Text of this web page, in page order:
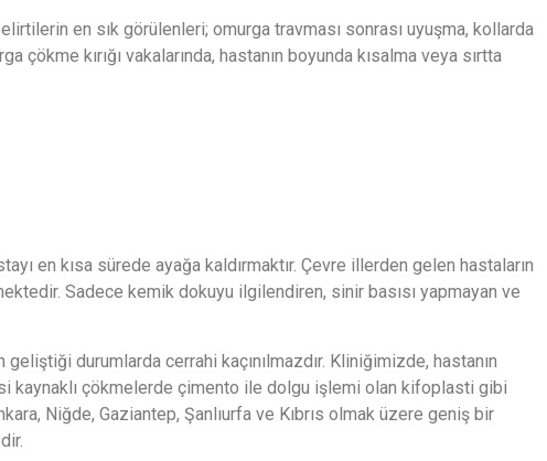
en sık görülenleri; omurga travması sonrası uyuşma, kollarda
kırığı vakalarında, hastanın boyunda kısalma veya sırtta
en kısa sürede ayağa kaldırmaktır. Çevre illerden gelen hastaların
Sadece kemik dokuyu ilgilendiren, sinir basısı yapmayan ve
geliştiği durumlarda cerrahi kaçınılmazdır. Kliniğimizde, hastanın
kaynaklı çökmelerde çimento ile dolgu işlemi olan kifoplasti gibi
Niğde, Gaziantep, Şanlıurfa ve Kıbrıs olmak üzere geniş bir